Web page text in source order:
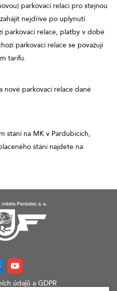
parkovací relaci pro stejnou
nejdříve po uplynutí
parkovací relace, platby v době
parkovací relace se považují
tarifu.
nové parkovací relace dané
stání na MK v Pardubicích,
stání najdete na
údajů a GDPR